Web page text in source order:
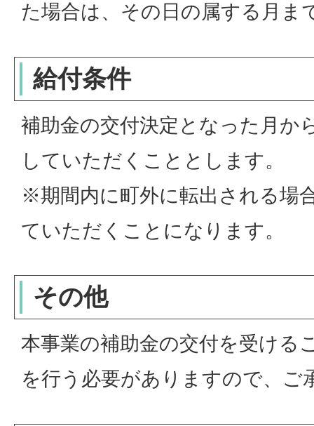
た場合は、その日の属する月ま
給付条件
補助金の交付決定となった月か
していただくこととします。
※期間内に町外に転出される場
ていただくことになります。
その他
本事業の補助金の交付を受ける
を行う必要がありますので、ご